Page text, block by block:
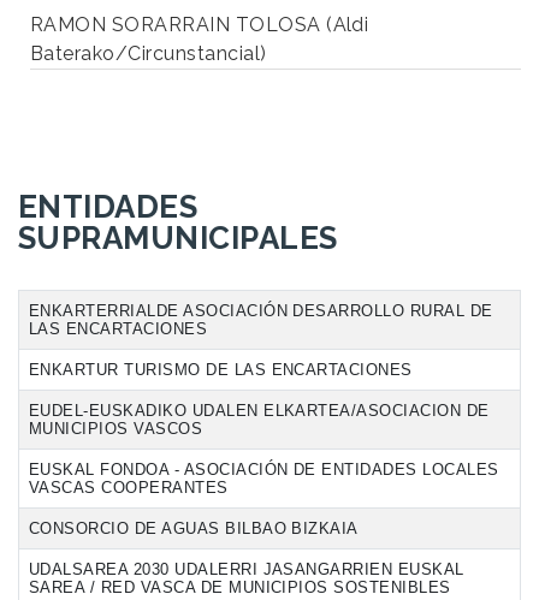
RAMON SORARRAIN TOLOSA (Aldi
Baterako/Circunstancial)
ENTIDADES
SUPRAMUNICIPALES
ENKARTERRIALDE ASOCIACIÓN DESARROLLO RURAL DE
LAS ENCARTACIONES
ENKARTUR TURISMO DE LAS ENCARTACIONES
EUDEL-EUSKADIKO UDALEN ELKARTEA/ASOCIACION DE
MUNICIPIOS VASCOS
EUSKAL FONDOA - ASOCIACIÓN DE ENTIDADES LOCALES
VASCAS COOPERANTES
CONSORCIO DE AGUAS BILBAO BIZKAIA
UDALSAREA 2030 UDALERRI JASANGARRIEN EUSKAL
SAREA / RED VASCA DE MUNICIPIOS SOSTENIBLES